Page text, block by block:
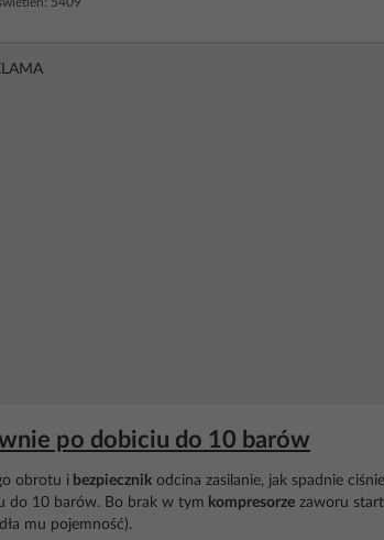
po dobiciu do 10 barów
obrotu i bezpiecznik odcina zasilanie, jak spadnie
do 10 barów. Bo brak w tym kompresorze zaworu
mu pojemność).